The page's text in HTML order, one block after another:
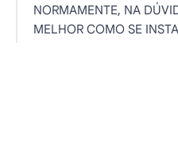
NORMAMENTE, NA
MELHOR COMO SE